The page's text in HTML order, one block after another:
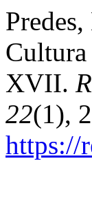
Cultura
XVII.
22(1),
https://